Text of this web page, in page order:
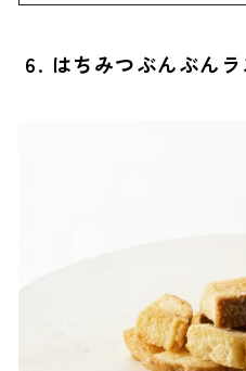
6. はちみつぶんぶん